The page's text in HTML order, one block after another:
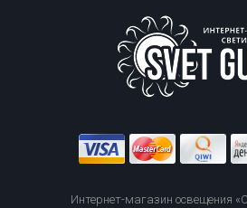
Интернет-магазин освещения